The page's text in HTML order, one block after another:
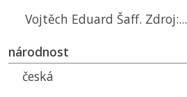
Vojtěch Eduard Šaff. Zdroj:...
národnost
česká